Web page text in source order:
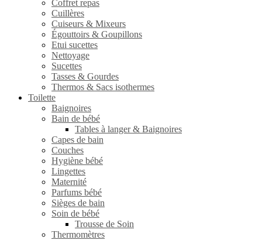
Coffret repas
Cuillères
Cuiseurs & Mixeurs
Égouttoirs & Goupillons
Etui sucettes
Nettoyage
Sucettes
Tasses & Gourdes
Thermos & Sacs isothermes
Toilette
Baignoires
Bain de bébé
Tables à langer & Baignoires
Capes de bain
Couches
Hygiène bébé
Lingettes
Maternité
Parfums bébé
Sièges de bain
Soin de bébé
Trousse de Soin
Thermomètres